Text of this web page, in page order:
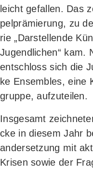
leicht gefal­len. Das
pel­prä­mie­rung, zu
rie „Dar­stel­len­de
Jugend­li­chen“ kam.
ent­schloss sich die
ke Ensem­bles, eine
grup­pe, aufzuteilen.
Ins­ge­samt
cke in die­sem Jahr
an­der­set­zung mit
Kri­sen sowie der